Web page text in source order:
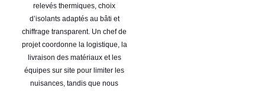
relevés thermiques, choix
d’isolants adaptés au bâti et
chiffrage transparent. Un chef de
projet coordonne la logistique, la
livraison des matériaux et les
équipes sur site pour limiter les
nuisances, tandis que nous